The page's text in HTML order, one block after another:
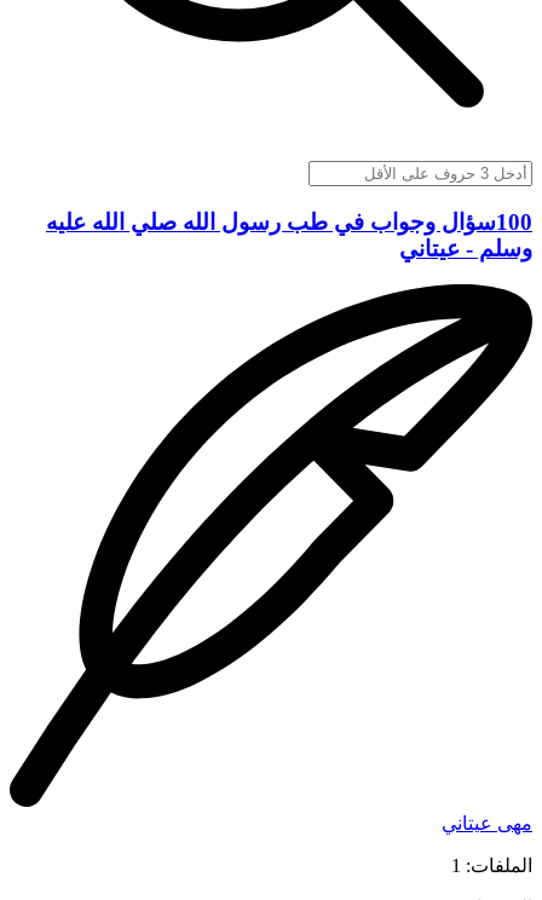
100سؤال وجواب في طب رسول الله صلي الله عليه
وسلم - عيتاني
مهى عيتاني
الملفات: 1